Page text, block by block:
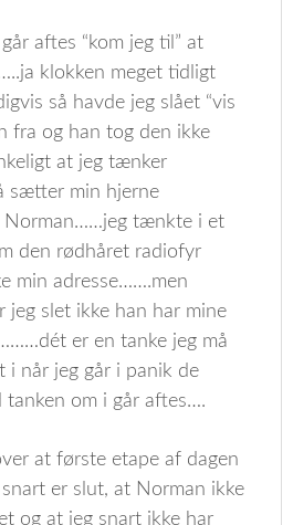
aftes “kom jeg til” at
klokken meget tidligt
så havde jeg slået “vis
fra og han tog den ikke
at jeg tænker
sætter min hjerne
Norman……jeg tænkte i et
den rødhåret radiofyr
min adresse…….men
jeg slet ikke han har mine
er en tanke jeg må
i når jeg går i panik de
om i går aftes….
at første etape af dagen
er slut, at Norman ikke
og at jeg snart ikke har